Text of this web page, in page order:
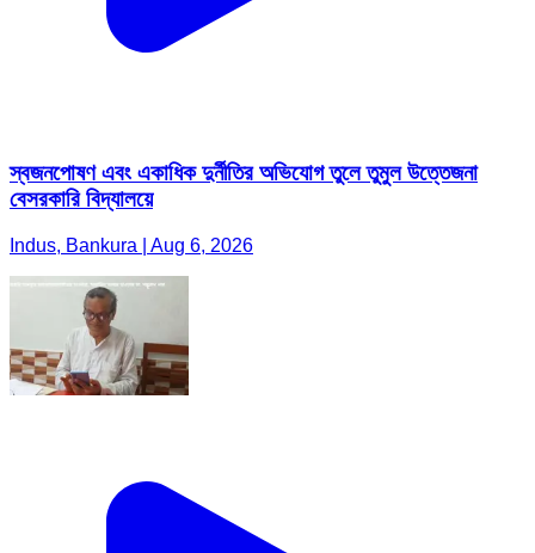
স্বজনপোষণ এবং একাধিক দুর্নীতির অভিযোগ তুলে তুমুল উত্তেজনা
বেসরকারি বিদ্যালয়ে
Indus, Bankura | Aug 6, 2026